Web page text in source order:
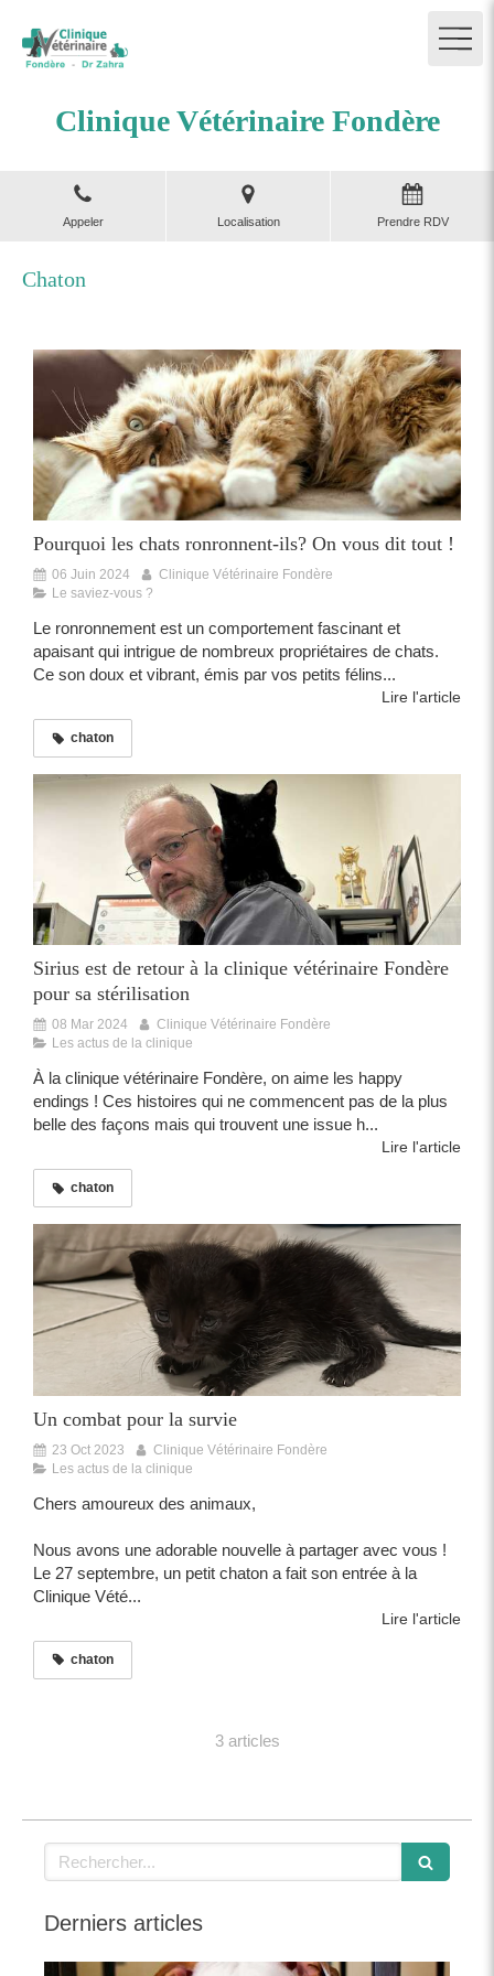
Clinique Vétérinaire Fondère
Appeler Localisation Prendre RDV
Chaton
Pourquoi les chats ronronnent-ils? On vous dit tout !
06 Juin 2024
Clinique Vétérinaire Fondère
Le saviez-vous ?
Le ronronnement est un comportement fascinant et
apaisant qui intrigue de nombreux propriétaires de chats.
Ce son doux et vibrant, émis par vos petits félins...
Lire l'article
chaton
Sirius est de retour à la clinique vétérinaire Fondère
pour sa stérilisation
08 Mar 2024
Clinique Vétérinaire Fondère
Les actus de la clinique
À la clinique vétérinaire Fondère, on aime les happy
endings ! Ces histoires qui ne commencent pas de la plus
belle des façons mais qui trouvent une issue h...
Lire l'article
chaton
Un combat pour la survie
23 Oct 2023
Clinique Vétérinaire Fondère
Les actus de la clinique
Chers amoureux des animaux,
Nous avons une adorable nouvelle à partager avec vous !
Le 27 septembre, un petit chaton a fait son entrée à la
Clinique Vété...
Lire l'article
chaton
3 articles
Rechercher
Derniers articles